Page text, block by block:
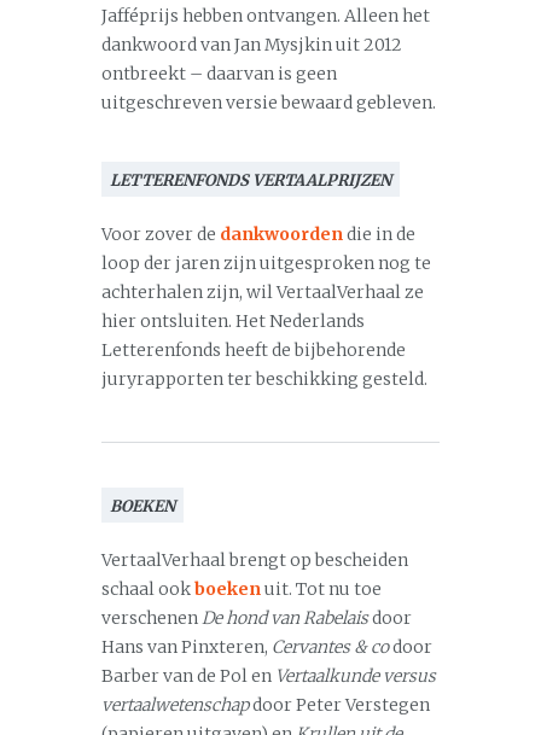
Jafféprijs hebben ontvangen. Alleen het
dankwoord van Jan Mysjkin uit 2012
ontbreekt – daarvan is geen
uitgeschreven versie bewaard gebleven.
LETTERENFONDS VERTAALPRIJZEN
Voor zover de dankwoordendie in de
loop der jaren zijn uitgesproken nog te
achterhalen zijn, wil VertaalVerhaal ze
hier ontsluiten. Het Nederlands
Letterenfonds heeft de bijbehorende
juryrapporten ter beschikking gesteld.
BOEKEN
VertaalVerhaal brengt op bescheiden
schaal ookboekenuit. Tot nu toe
verschenenDe hond van Rabelaisdoor
Hans van Pinxteren, Cervantes & codoor
Barber van de Pol en Vertaalkunde versus
vertaalwetenschapdoor Peter Verstegen